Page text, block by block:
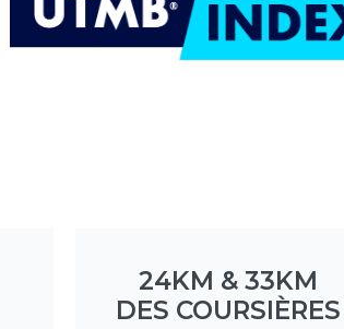
24KM & 33KM
DES COURSIÈRES